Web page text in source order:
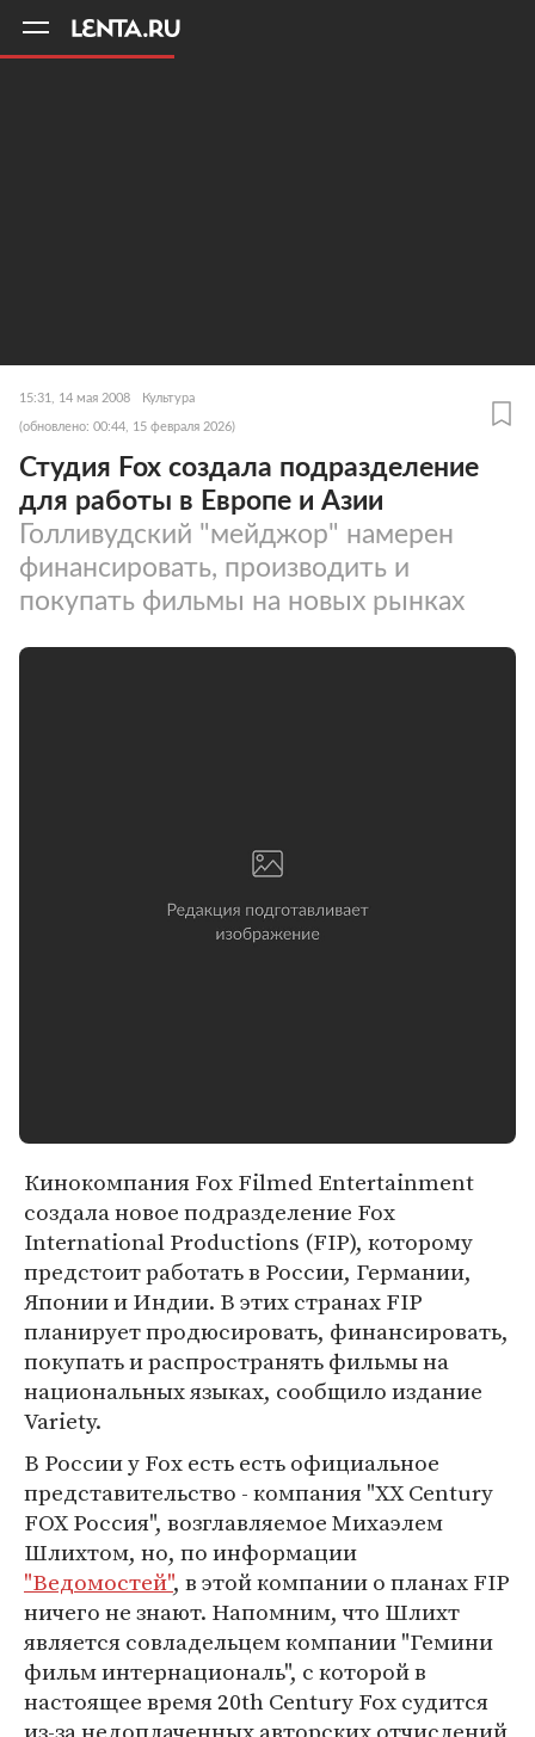
15:31, 14 мая 2008 Культура
(обновлено: 00:44, 15 февраля 2026)
Студия Fox создала подразделение
для работы в Европе и Азии
Голливудский "мейджор" намерен
финансировать, производить и
покупать фильмы на новых рынках
Кинокомпания Fox Filmed Entertainment
создала новое подразделение Fox
International Productions (FIP), которому
предстоит работать в России, Германии,
Японии и Индии. В этих странах FIP
планирует продюсировать, финансировать,
покупать и распространять фильмы на
национальных языках, сообщило издание
Variety.
В России у Fox есть есть официальное
представительство - компания "XX Century
FOX Россия", возглавляемое Михаэлем
Шлихтом, но, по информации
"Ведомостей", в этой компании о планах FIP
ничего не знают. Напомним, что Шлихт
является совладельцем компании "Гемини
фильм интернациональ", с которой в
настоящее время 20th Century Fox судится